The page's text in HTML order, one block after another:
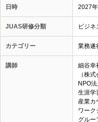
日時 2027
JUAS研修分類 ビジ
カテゴリー 業務遂
講師
細谷幸
（株
NPO
生涯学
産業カ
ワーク
グルー